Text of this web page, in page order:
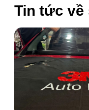
Tin tức về